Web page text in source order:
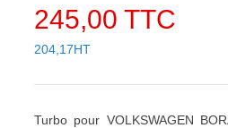
245,00 TTC
204,17HT
Turbo pour VOLKSWAGEN